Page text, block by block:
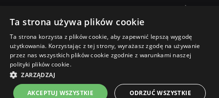
30,60 ZŁ
Literaci polecają
Ta strona używa plików cookie
Ta strona korzysta z plików cookie, aby zapewnić lepszą wygodę
użytkowania. Korzystając z tej strony, wyrażasz zgodę na używanie
przez nas wszystkich plików cookie zgodnie z warunkami naszej
polityki plików cookie.
ZARZĄDZAJ
AKCEPTUJ WSZYSTKIE ODRZUĆ WSZYSTKIE